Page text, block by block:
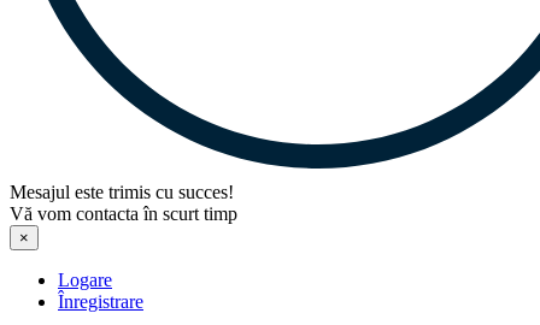
Mesajul este trimis cu succes!
Vă vom contacta în scurt timp
×
Logare
Înregistrare